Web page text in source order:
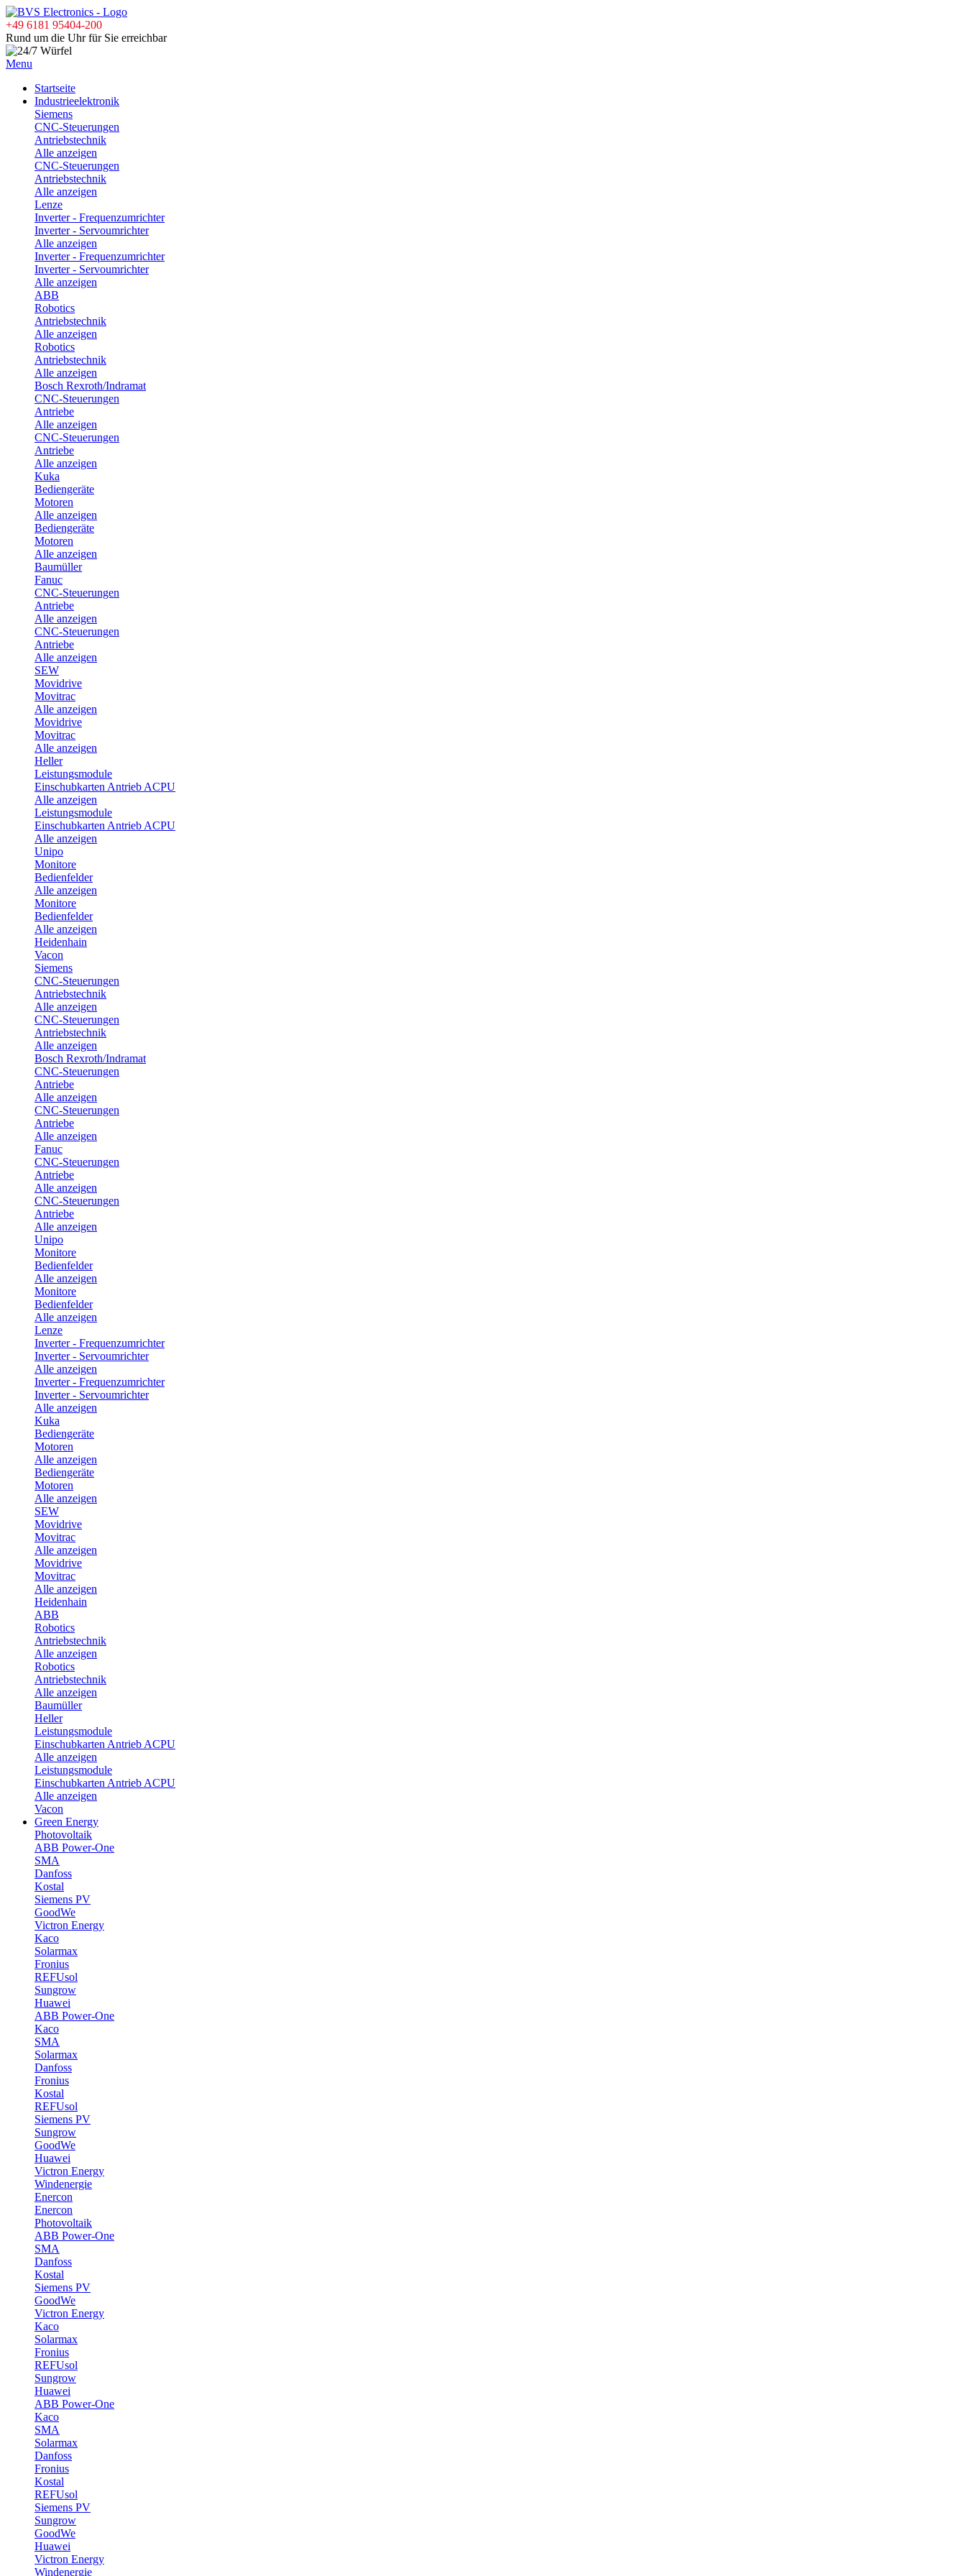
+49 6181 95404-200
Rund um die Uhr für Sie erreichbar
Menu
Startseite
Industrieelektronik
Siemens
CNC-Steuerungen
Antriebstechnik
Alle anzeigen
CNC-Steuerungen
Antriebstechnik
Alle anzeigen
Lenze
Inverter - Frequenzumrichter
Inverter - Servoumrichter
Alle anzeigen
Inverter - Frequenzumrichter
Inverter - Servoumrichter
Alle anzeigen
ABB
Robotics
Antriebstechnik
Alle anzeigen
Robotics
Antriebstechnik
Alle anzeigen
Bosch Rexroth/Indramat
CNC-Steuerungen
Antriebe
Alle anzeigen
CNC-Steuerungen
Antriebe
Alle anzeigen
Kuka
Bediengeräte
Motoren
Alle anzeigen
Bediengeräte
Motoren
Alle anzeigen
Baumüller
Fanuc
CNC-Steuerungen
Antriebe
Alle anzeigen
CNC-Steuerungen
Antriebe
Alle anzeigen
SEW
Movidrive
Movitrac
Alle anzeigen
Movidrive
Movitrac
Alle anzeigen
Heller
Leistungsmodule
Einschubkarten Antrieb ACPU
Alle anzeigen
Leistungsmodule
Einschubkarten Antrieb ACPU
Alle anzeigen
Unipo
Monitore
Bedienfelder
Alle anzeigen
Monitore
Bedienfelder
Alle anzeigen
Heidenhain
Vacon
Siemens
CNC-Steuerungen
Antriebstechnik
Alle anzeigen
CNC-Steuerungen
Antriebstechnik
Alle anzeigen
Bosch Rexroth/Indramat
CNC-Steuerungen
Antriebe
Alle anzeigen
CNC-Steuerungen
Antriebe
Alle anzeigen
Fanuc
CNC-Steuerungen
Antriebe
Alle anzeigen
CNC-Steuerungen
Antriebe
Alle anzeigen
Unipo
Monitore
Bedienfelder
Alle anzeigen
Monitore
Bedienfelder
Alle anzeigen
Lenze
Inverter - Frequenzumrichter
Inverter - Servoumrichter
Alle anzeigen
Inverter - Frequenzumrichter
Inverter - Servoumrichter
Alle anzeigen
Kuka
Bediengeräte
Motoren
Alle anzeigen
Bediengeräte
Motoren
Alle anzeigen
SEW
Movidrive
Movitrac
Alle anzeigen
Movidrive
Movitrac
Alle anzeigen
Heidenhain
ABB
Robotics
Antriebstechnik
Alle anzeigen
Robotics
Antriebstechnik
Alle anzeigen
Baumüller
Heller
Leistungsmodule
Einschubkarten Antrieb ACPU
Alle anzeigen
Leistungsmodule
Einschubkarten Antrieb ACPU
Alle anzeigen
Vacon
Green Energy
Photovoltaik
ABB Power-One
SMA
Danfoss
Kostal
Siemens PV
GoodWe
Victron Energy
Kaco
Solarmax
Fronius
REFUsol
Sungrow
Huawei
ABB Power-One
Kaco
SMA
Solarmax
Danfoss
Fronius
Kostal
REFUsol
Siemens PV
Sungrow
GoodWe
Huawei
Victron Energy
Windenergie
Enercon
Enercon
Photovoltaik
ABB Power-One
SMA
Danfoss
Kostal
Siemens PV
GoodWe
Victron Energy
Kaco
Solarmax
Fronius
REFUsol
Sungrow
Huawei
ABB Power-One
Kaco
SMA
Solarmax
Danfoss
Fronius
Kostal
REFUsol
Siemens PV
Sungrow
GoodWe
Huawei
Victron Energy
Windenergie